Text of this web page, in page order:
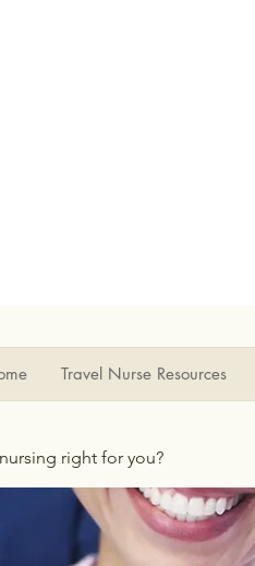
Travel Nurse Resources
right for you?